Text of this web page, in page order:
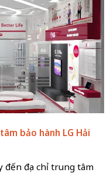
bảo hành LG Hải
đến địa chỉ trung tâm